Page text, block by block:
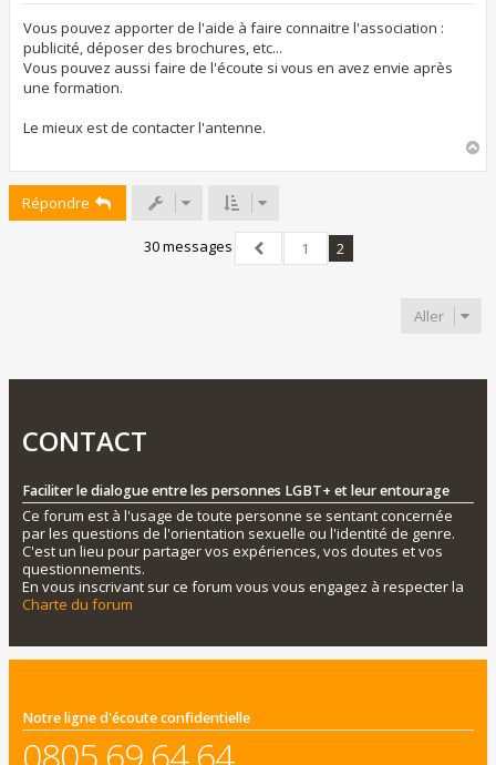
s
s
a
g
e
Vous pouvez apporter de l'aide à faire connaitre l'association :
publicité, déposer des brochures, etc...
Vous pouvez aussi faire de l'écoute si vous en avez envie après
une formation.
Le mieux est de contacter l'antenne.
Répondre
30 messages
Précédent
1 2
Aller
CONTACT
Faciliter le dialogue entre les personnes LGBT+ et leur entourage
Ce forum est à l'usage de toute personne se sentant concernée
par les questions de l'orientation sexuelle ou l'identité de genre.
C'est un lieu pour partager vos expériences, vos doutes et vos
questionnements.
En vous inscrivant sur ce forum vous vous engagez à respecter la
Charte du forum
Notre ligne d'écoute confidentielle